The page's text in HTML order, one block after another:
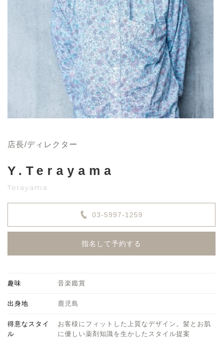
店長/ディレクター
Y.Terayama
Terayama
03-5997-1259
指名して予約する
趣味 音楽鑑賞
出身地 鹿児島
得意なスタイ
ル
お客様にフィットした上質なデザイン。髪とお肌
に優しい薬剤知識を生かしたスタイル提案